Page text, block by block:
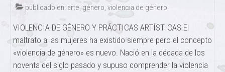
publicado en: arte, género, violencia de género
VIOLENCIA DE GÉNERO Y PRÁCTICAS ARTÍSTICAS El
maltrato a las mujeres ha existido siempre pero el concepto
«violencia de género» es nuevo. Nació en la década de los
noventa del siglo pasado y supuso comprender la violencia